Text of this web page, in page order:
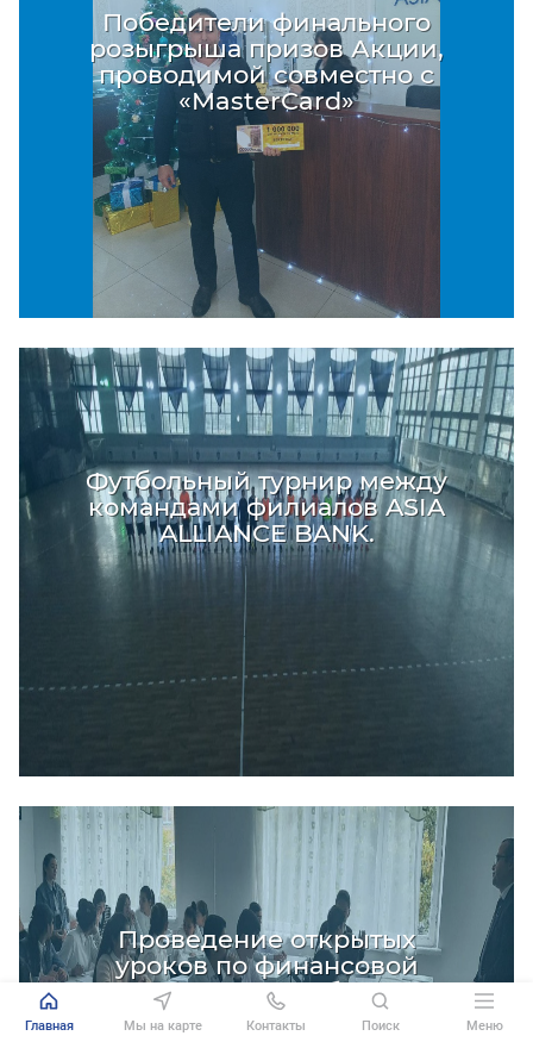
Победители финального
розыгрыша призов Акции,
проводимой совместно с
«MasterCard»
Футбольный турнир между
командами филиалов ASIA
ALLIANCE BANK.
Проведение открытых
уроков по финансовой
грамотности в ноябре 2021г.
Главная Мы на карте Контакты Поиск Меню